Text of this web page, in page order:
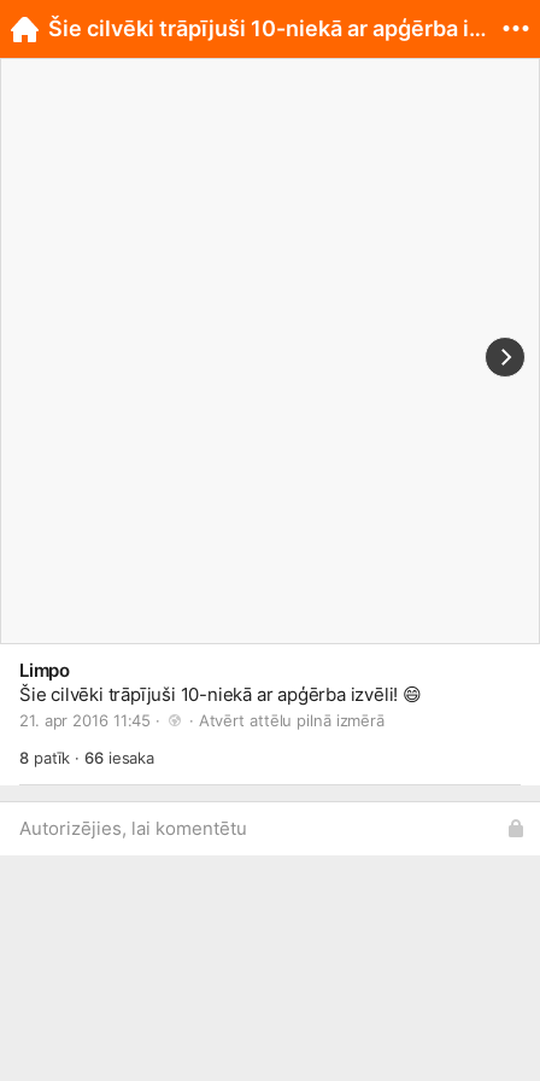
Limpo
Šie cilvēki trāpījuši 10-niekā ar apģērba izvēli! 😄
21. apr 2016 11:45 · · Atvērt attēlu pilnā izmērā
8patīk ·66iesaka
Autorizējies, lai komentētu
Šie cilvēki trāpījuši 10-niekā ar apģērba izvēli!